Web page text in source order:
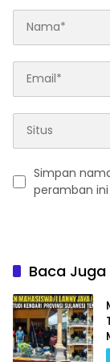
Simpan
peramban
Baca Juga